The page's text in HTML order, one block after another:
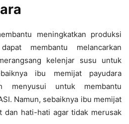
meningkatkan produksi
membantu melancarkan
kelenjar susu untuk
ibu memijat payudara
menyusui untuk membantu
Namun, sebaiknya ibu memijat
dan hati-hati agar tidak merusak